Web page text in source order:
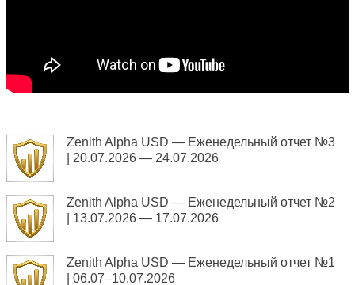
Zenith Alpha USD — Еженедельный отчет №3
| 20.07.2026 — 24.07.2026
Zenith Alpha USD — Еженедельный отчет №2
| 13.07.2026 — 17.07.2026
Zenith Alpha USD — Еженедельный отчет №1
| 06.07–10.07.2026